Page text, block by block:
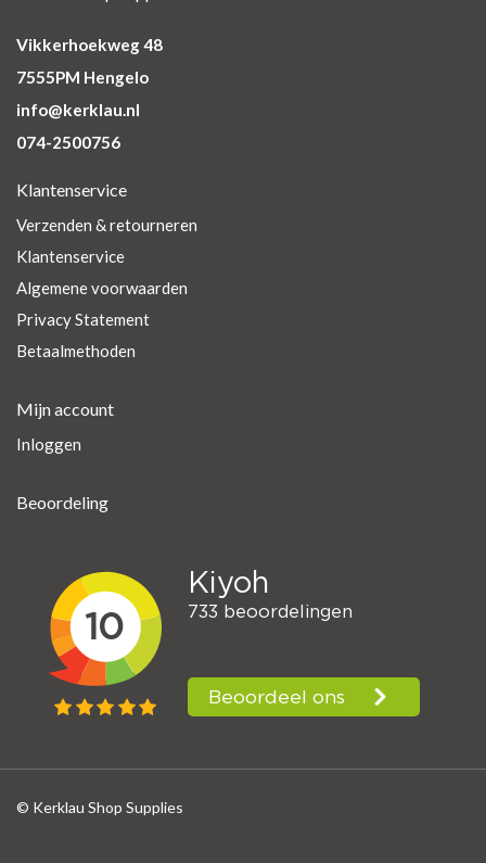
Vikkerhoekweg 48
7555PM Hengelo
info@kerklau.nl
074-2500756
Klantenservice
Verzenden & retourneren
Klantenservice
Algemene voorwaarden
Privacy Statement
Betaalmethoden
Mijn account
Inloggen
Beoordeling
© Kerklau Shop Supplies